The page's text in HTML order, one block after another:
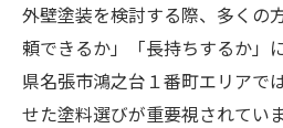
外壁塗装を検討する際、多くの
頼できるか」「長持ちするか」
県名張市鴻之台１番町エリアで
せた塗料選びが重要視されてい